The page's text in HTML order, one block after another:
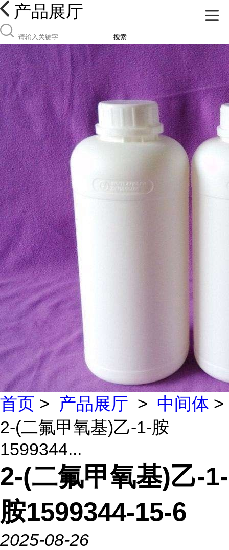
产品展厅
搜索
首页 > 产品展厅 > 中间体 >
2-(二氟甲氧基)乙-1-胺
1599344...
2-(二氟甲氧基)乙-1-
胺1599344-15-6
2025-08-26